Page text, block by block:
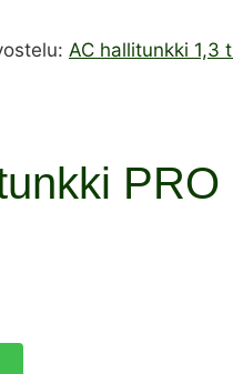
AC hallitunkki 1,3